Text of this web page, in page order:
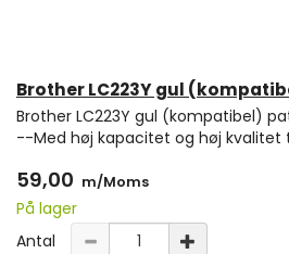
Brother LC223Y gul
Brother LC223Y gul (kompatibel)
--Med høj kapacitet og høj kvalitet
59,00 m/Moms
På lager
Antal